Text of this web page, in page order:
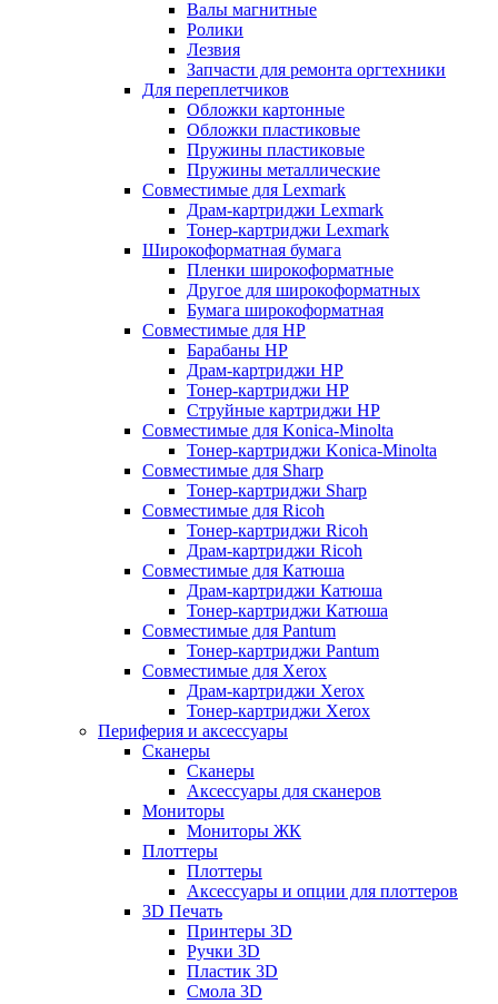
Валы магнитные
Ролики
Лезвия
Запчасти для ремонта оргтехники
Для переплетчиков
Обложки картонные
Обложки пластиковые
Пружины пластиковые
Пружины металлические
Совместимые для Lexmark
Драм-картриджи Lexmark
Тонер-картриджи Lexmark
Широкоформатная бумага
Пленки широкоформатные
Другое для широкоформатных
Бумага широкоформатная
Совместимые для HP
Барабаны HP
Драм-картриджи HP
Тонер-картриджи HP
Струйные картриджи HP
Совместимые для Konica-Minolta
Тонер-картриджи Konica-Minolta
Совместимые для Sharp
Тонер-картриджи Sharp
Совместимые для Ricoh
Тонер-картриджи Ricoh
Драм-картриджи Ricoh
Совместимые для Катюша
Драм-картриджи Катюша
Тонер-картриджи Катюша
Совместимые для Pantum
Тонер-картриджи Pantum
Совместимые для Xerox
Драм-картриджи Xerox
Тонер-картриджи Xerox
Периферия и аксессуары
Сканеры
Сканеры
Аксессуары для сканеров
Мониторы
Мониторы ЖК
Плоттеры
Плоттеры
Аксессуары и опции для плоттеров
3D Печать
Принтеры 3D
Ручки 3D
Пластик 3D
Смола 3D